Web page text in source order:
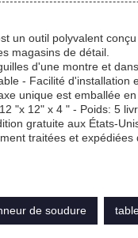
un outil polyvalent
magasins de détail.
d'une montre et
- Facilité d'installation
unique est emballée
"x 12" x 4 " - Poids: 5
gratuite aux États-
traitées et expédiées
de soudure